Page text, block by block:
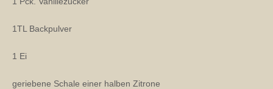
1TL Backpulver
1 Ei
geriebene Schale einer halben Zitrone